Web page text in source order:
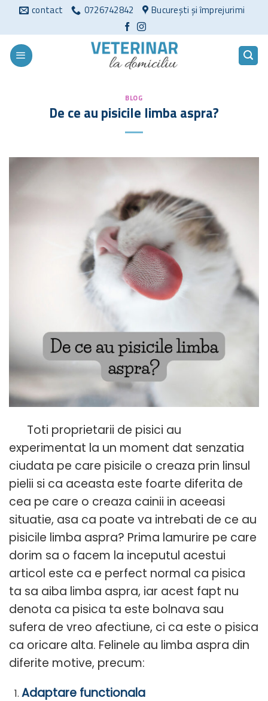
conținut
contact 0726742842 București și împrejurimi
BLOG
De ce au pisicile limba aspra?
Toti proprietarii de pisici au
experimentat la un moment dat senzatia
ciudata pe care pisicile o creaza prin linsul
pielii si ca aceasta este foarte diferita de
cea pe care o creaza cainii in aceeasi
situatie, asa ca poate va intrebati de ce au
pisicile limba aspra? Prima lamurire pe care
dorim sa o facem la inceputul acestui
articol este ca e perfect normal ca pisica
ta sa aiba limba aspra, iar acest fapt nu
denota ca pisica ta este bolnava sau
sufera de vreo afectiune, ci ca este o pisica
ca oricare alta. Felinele au limba aspra din
diferite motive, precum:
Adaptare functionala